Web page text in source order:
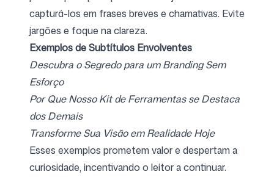
capturá-los em frases breves e chamativas. Evite
jargões e foque na clareza.
Exemplos de Subtítulos Envolventes
Descubra o Segredo para um Branding Sem
Esforço
Por Que Nosso Kit de Ferramentas se Destaca
dos Demais
Transforme Sua Visão em Realidade Hoje
Esses exemplos prometem valor e despertam a
curiosidade, incentivando o leitor a continuar.